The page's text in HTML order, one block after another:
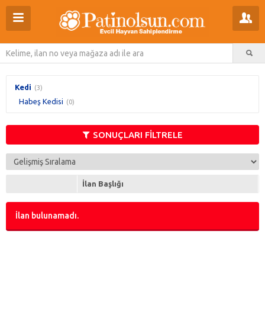
Kedi (3)
Habeş Kedisi (0)
SONUÇLARI FİLTRELE
İlan Başlığı
İlan bulunamadı.